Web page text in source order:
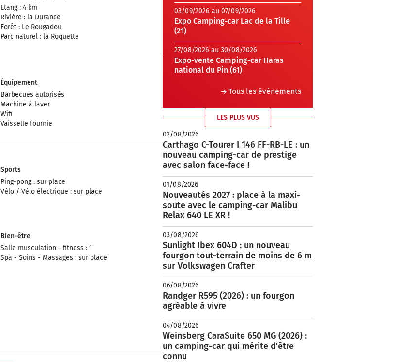
Etang : 4 km
Rivière : la Durance
Forêt : Le Rougadou
Parc naturel : la Roquette
Équipement
Barbecues autorisés
Machine à laver
Wifi
Vaisselle fournie
Sports
Ping-pong : sur place
Vélo / Vélo électrique : sur place
Bien-être
Salle musculation - fitness : 1
Spa - Soins - Massages : sur place
03/09/2026 au 07/09/2026
Expo Camping-car Lac de la Tille
(21)
27/08/2026 au 30/08/2026
Expo-vente Camping-car Haras
national du Pin (61)
Tous les évènements
LES PLUS VUS
02/08/2026
Carthago C-Tourer I 146 FF-RB-LE : un
nouveau camping-car de prestige
avec salon face-face !
01/08/2026
Nouveautés 2027 : place à la maxi-
soute avec le camping-car Malibu
Relax 640 LE XR !
03/08/2026
Sunlight Ibex 604D : un nouveau
fourgon tout-terrain de moins de 6 m
sur Volkswagen Crafter
06/08/2026
Randger R595 (2026) : un fourgon
agréable à vivre
04/08/2026
Weinsberg CaraSuite 650 MG (2026) :
un camping-car qui mérite d'être
connu